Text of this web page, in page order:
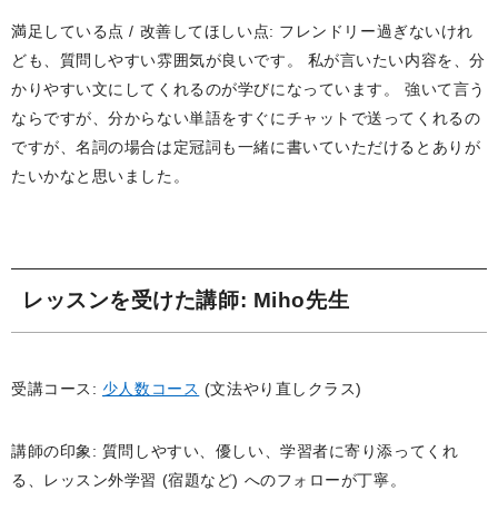
満足している点 / 改善してほしい点: フレンドリー過ぎないけれ
ども、質問しやすい雰囲気が良いです。 私が言いたい内容を、分
かりやすい文にしてくれるのが学びになっています。 強いて言う
ならですが、分からない単語をすぐにチャットで送ってくれるの
ですが、名詞の場合は定冠詞も一緒に書いていただけるとありが
たいかなと思いました。
レッスンを受けた講師: Miho先生
受講コース: 少人数コース (文法やり直しクラス)
講師の印象: 質問しやすい、優しい、学習者に寄り添ってくれ
る、レッスン外学習 (宿題など) へのフォローが丁寧。